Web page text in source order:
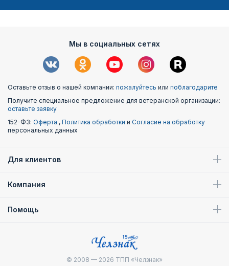
съемку фильмов о природных богатствах России.
День РГО
Официальная дата основания общества – 18 августа 1845
года. Система наград включает ряд премий и медалей. Их
вручают:
Членам РГО, совершившим значительный вклад в
Исследователям и путешественникам, сделавшим
Людям, оказавшим бескорыстную помощь в развитии
организационное состояние.
Мы в социальных сетях
Оставьте отзыв о нашей компании: пожалуйтесь или поблагодарите
Получите специальное предложение для ветеранской организации:
оставьте заявку
152-ФЗ: Оферта , Политика обработки и Согласие на обработку
персональных данных
Для клиентов
Компания
Помощь
© 2008 — 2026 ТПП «Челзнак»